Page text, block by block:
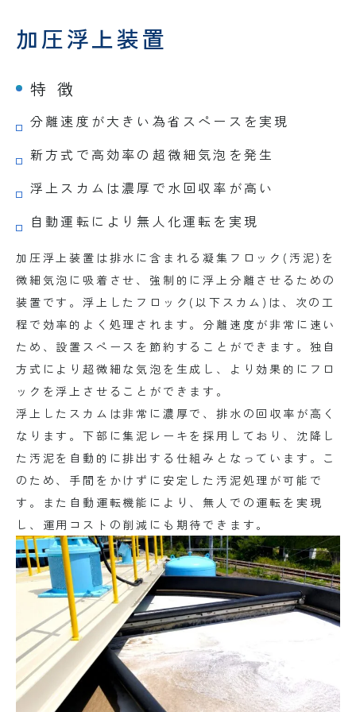
加圧浮上装置
特 徴
分離速度が大きい為省スペースを実現
新方式で高効率の超微細気泡を発生
浮上スカムは濃厚で水回収率が高い
自動運転により無人化運転を実現
加圧浮上装置は排水に含まれる凝集フロック(汚泥)を
微細気泡に吸着させ、強制的に浮上分離させるための
装置です。浮上したフロック(以下スカム)は、次の工
程で効率的よく処理されます。分離速度が非常に速い
ため、設置スペースを節約することができます。独自
方式により超微細な気泡を生成し、より効果的にフロ
ックを浮上させることができます。
浮上したスカムは非常に濃厚で、排水の回収率が高く
なります。下部に集泥レーキを採用しており、沈降し
た汚泥を自動的に排出する仕組みとなっています。こ
のため、手間をかけずに安定した汚泥処理が可能で
す。また自動運転機能により、無人での運転を実現
し、運用コストの削減にも期待できます。